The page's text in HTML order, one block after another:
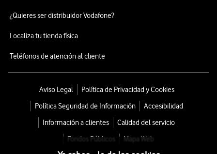
¿Quieres ser distribuidor Vodafone?
Localiza tu tienda física
Teléfonos de atención al cliente
Aviso Legal
Política de Privacidad y Cookies
Política Seguridad de Información
Accesibilidad
Información a clientes
Calidad del servicio
Fondos Públicos
Mapa Web